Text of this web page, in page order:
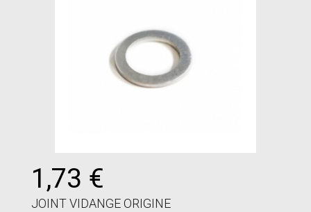
1,73 €
JOINT VIDANGE ORIGINE